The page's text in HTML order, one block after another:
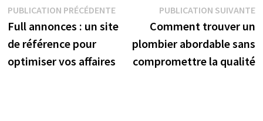
Navigation
de
l’article
PUBLICATION PRÉCÉDENTEPublication
précédente :
Full annonces : un site
de référence pour
optimiser vos affaires
PUBLICATION SUIVANTE
Comment trouver un
plombier abordable sans
compromettre la qualité